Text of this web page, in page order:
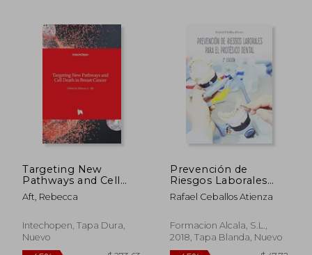
40%
dcto. $ 209.78
45%
dcto.
Targeting New
Pathways and Cell
Death in Breast
Cancer (en Inglés)
Aft, Rebecca
Intechopen, Tapa Dura,
Nuevo
Prevención de
Riesgos Laborales
Para el Protésico
Dental -2 [Próxima
Rafael Ceballos Atienza
Formacion Alcala, S.L.,
2018, Tapa Blanda, Nuevo